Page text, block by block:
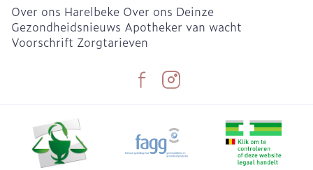
Over ons Harelbeke Over ons Deinze
Gezondheidsnieuws Apotheker van wacht
Voorschrift Zorgtarieven